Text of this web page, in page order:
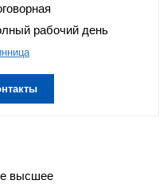
рабочий день
высшее